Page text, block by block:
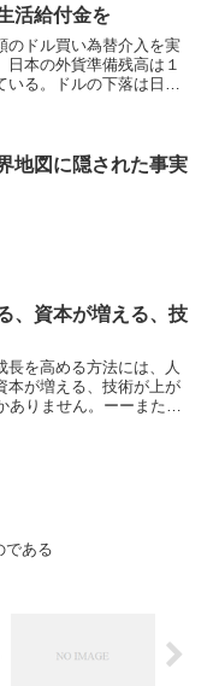
ていて...
活給付金を
のドル買い為替介入を実
日本の外貨準備残高は１
る。ドルの下落は日本
ある。小泉政...
地図に隠された事実
、資本が増える、技
長を高める方法には、人
本が増える、技術が上が
ありません。ーーまた一
である